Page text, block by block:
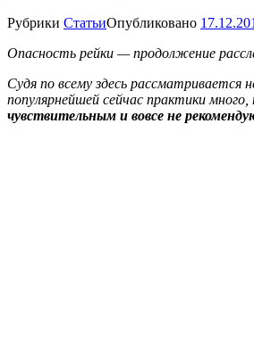
Рубрики СтатьиОпубликовано
Опасность рейки — продолжение
Судя по всему здесь рассматривается
популярнейшей сейчас практики
чувствительным и вовсе не